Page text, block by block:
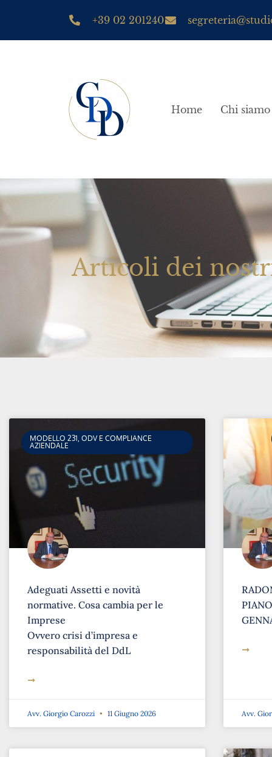
+39 02 201240
Home Chi siamo
Articoli dei
MODELLO 231, ODV E COMPLIANCE
AZIENDALE
Adeguati Assetti e novità
normative. Cosa cambia per le
Imprese
Ovvero crisi d’impresa e
responsabilità del DdL
➞
Avv. Giorgio Carozzi 11 Giugno 2026
➞
Avv.